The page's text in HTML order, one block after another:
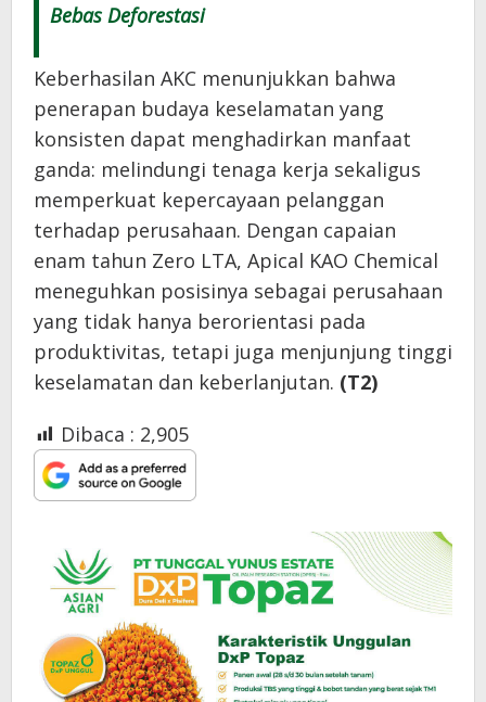
Bebas Deforestasi
Keberhasilan AKC menunjukkan bahwa
penerapan budaya keselamatan yang
konsisten dapat menghadirkan manfaat
ganda: melindungi tenaga kerja sekaligus
memperkuat kepercayaan pelanggan
terhadap perusahaan. Dengan capaian
enam tahun Zero LTA, Apical KAO Chemical
meneguhkan posisinya sebagai perusahaan
yang tidak hanya berorientasi pada
produktivitas, tetapi juga menjunjung tinggi
keselamatan dan keberlanjutan. (T2)
Dibaca : 2,905